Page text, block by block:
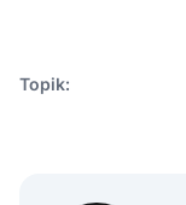
Topik: